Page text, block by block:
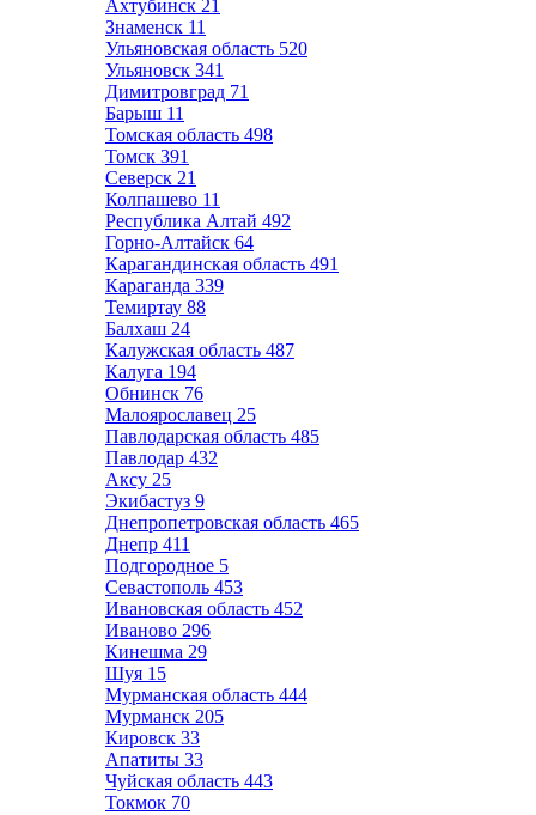
Ахтубинск 21
Знаменск 11
Ульяновская область 520
Ульяновск 341
Димитровград 71
Барыш 11
Томская область 498
Томск 391
Северск 21
Колпашево 11
Республика Алтай 492
Горно-Алтайск 64
Карагандинская область 491
Караганда 339
Темиртау 88
Балхаш 24
Калужская область 487
Калуга 194
Обнинск 76
Малоярославец 25
Павлодарская область 485
Павлодар 432
Аксу 25
Экибастуз 9
Днепропетровская область 465
Днепр 411
Подгородное 5
Севастополь 453
Ивановская область 452
Иваново 296
Кинешма 29
Шуя 15
Мурманская область 444
Мурманск 205
Кировск 33
Апатиты 33
Чуйская область 443
Токмок 70